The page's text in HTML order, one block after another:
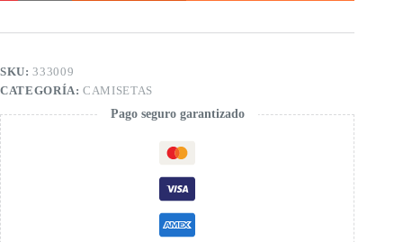
niña
SKU:333009
CATEGORÍA:CAMISETAS
Pago seguro garantizado